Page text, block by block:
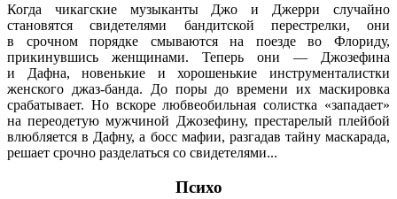
Когда чикагские музыканты Джо и Джерри случайно
становятся свидетелями бандитской перестрелки, они
в срочном порядке смываются на поезде во Флориду,
прикинувшись женщинами. Теперь они — Джозефина
и Дафна, новенькие и хорошенькие инструменталистки
женского джаз-банда. До поры до времени их маскировка
срабатывает. Но вскоре любвеобильная солистка «западает»
на переодетую мужчиной Джозефину, престарелый плейбой
влюбляется в Дафну, а босс мафии, разгадав тайну маскарада,
решает срочно разделаться со свидетелями...
Психо